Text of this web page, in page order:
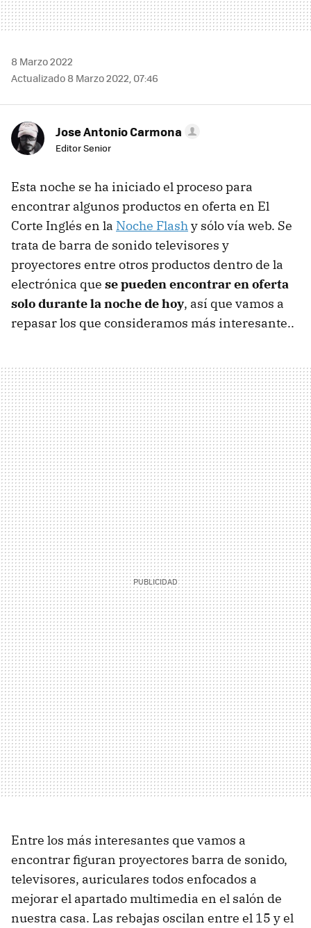
8 Marzo 2022
Actualizado 8 Marzo 2022, 07:46
Jose Antonio Carmona
Editor Senior
Esta noche se ha iniciado el proceso para
encontrar algunos productos en oferta en El
Corte Inglés en la Noche Flashy sólo vía web. Se
trata de barra de sonido televisores y
proyectores entre otros productos dentro de la
electrónica que se pueden encontrar en oferta
solo durante la noche de hoy, así que vamos a
repasar los que consideramos más interesante..
Entre los más interesantes que vamos a
encontrar figuran proyectores barra de sonido,
televisores, auriculares todos enfocados a
mejorar el apartado multimedia en el salón de
nuestra casa. Las rebajas oscilan entre el 15 y el